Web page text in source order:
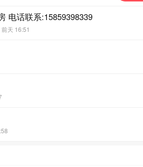
出租精装修三房套房 电话联系:15859398339
天 16:51